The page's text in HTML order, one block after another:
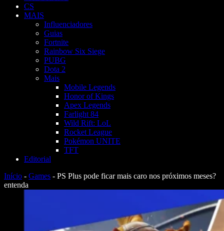
CS
MAIS
Influenciadores
Guias
Fortnite
Rainbow Six Siege
PUBG
Dota 2
Mais
Mobile Legends
Honor of Kings
Apex Legends
Farlight 84
Wild Rift: LoL
Rocket League
Pokémon UNITE
TFT
Editorial
Início - Games - PS Plus pode ficar mais caro nos próximos meses?
entenda